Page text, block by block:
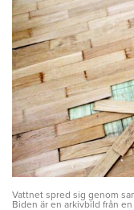
Vattnet spred sig genom
Biden är en arkivbild från